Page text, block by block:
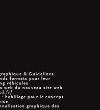
& Guidelines.
formats pour leur
véhicules
web du nouveau site web
habillage pour le concept
graphique des